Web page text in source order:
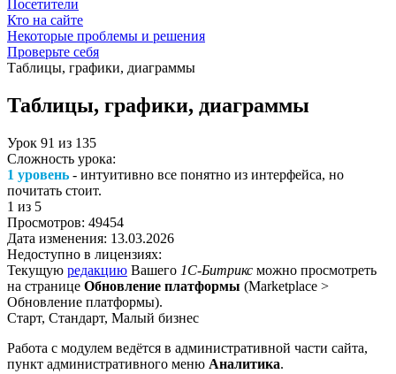
Посетители
Кто на сайте
Некоторые проблемы и решения
Проверьте себя
Таблицы, графики, диаграммы
Таблицы, графики, диаграммы
Урок 91 из 135
Сложность урока:
1 уровень - интуитивно все понятно из интерфейса, но
почитать стоит.
1 из 5
Просмотров: 49454
Дата изменения: 13.03.2026
Недоступно в лицензиях:
Текущую редакцию Вашего 1С-Битрикс можно просмотреть
на странице Обновление платформы (Marketplace >
Обновление платформы).
Старт, Стандарт, Малый бизнес
Работа с модулем ведётся в административной части сайта,
пункт административного меню Аналитика.